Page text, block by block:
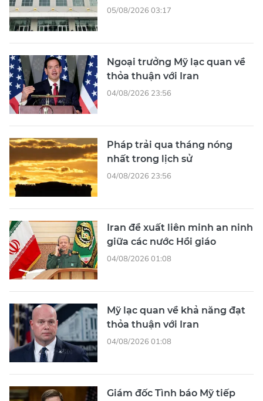
05/08/2026 03:17
Ngoại trưởng Mỹ lạc quan về
thỏa thuận với Iran
04/08/2026 23:56
Pháp trải qua tháng nóng
nhất trong lịch sử
04/08/2026 23:56
Iran đề xuất liên minh an ninh
giữa các nước Hồi giáo
04/08/2026 01:08
Mỹ lạc quan về khả năng đạt
thỏa thuận với Iran
04/08/2026 01:08
Giám đốc Tình báo Mỹ tiếp